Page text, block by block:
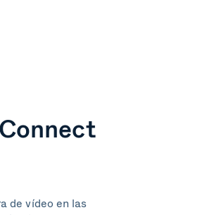
de vídeo en las